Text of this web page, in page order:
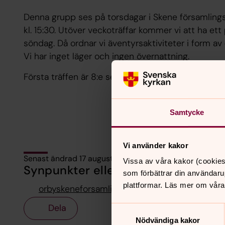
Samtycke
Vi använder kakor
Vissa av våra kakor
som förbättrar din
plattformar. Läs mer om
Nödvändiga kakor
Denna grupp ses på torsdagar i Skene
kl. 15:30. Utöver veckoträffar kommer vi att ha
söndag. Då ordnar vi äventyrsaktiviteter i form
Vi har inget läger och ingen övernattning.
Första träffen är 8:e september och
Senast ändrad 17 augusti 2022
Synpunkter eller frågor på sidans
orbyskeneforsamling@svenskakyrkan.se
Dela